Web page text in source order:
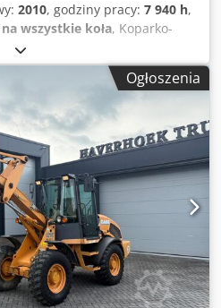
2010, godziny pracy: 7 940 h,
wszystkie koła, Koparko-
WX165 (koparka
N211 Producent silnika:
przepracowanych godzin:
18000 kg Długość
Aezripcodqewa Szerokość
transportowa: 2,89 m
- Lemiesz spychowy -
Państwu również w
dzięki współpracy z
dane podawane są bez
prawo do błędów i zmian.
Ogłoszenia